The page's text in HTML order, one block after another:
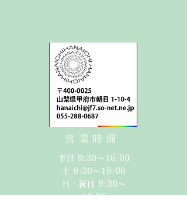
営業時間
平日 9:30〜16:00
​​土 9:30〜18:00​
日・祝日 9:30〜
16:00